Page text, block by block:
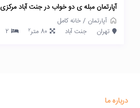
آپارتمان مبله ی دو خواب در جنت آباد مرکزی
آپارتمان /خانه کامل
تهران
جنت آباد 80 متر 2
2
درباره ما